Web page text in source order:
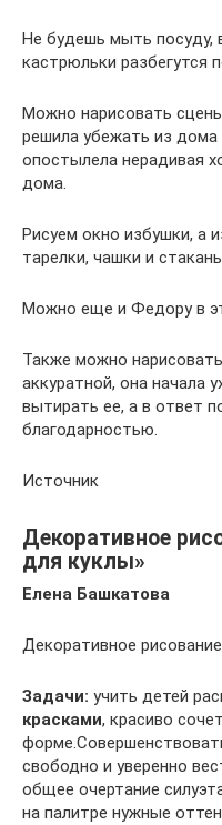
Не будешь мыть посуду,
кастрюльки разбегутся
Можно нарисовать
решила убежать из
опостылела нерадивая
дома.
Рисуем окно избушки, а
тарелки, чашки и
Можно еще и Федору в
Также можно
аккуратной, она начала
вытирать ее, а в ответ
благодарностью.
Источник
Декоративное
для куклы»
Елена Башкатова
Декоративное
Задачи: учить детей
красками, красиво
свободно и уверенно
общее очертание
на палитре нужные